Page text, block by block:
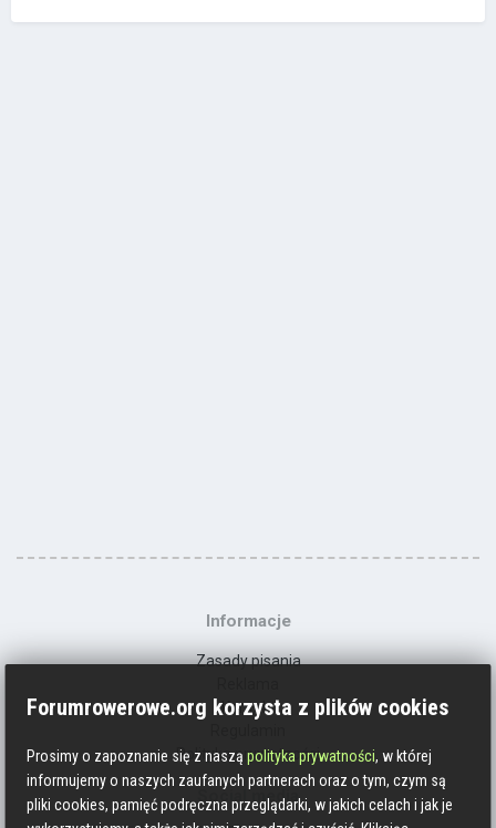
Informacje
Zasady pisania
Kontakt
Polityka prywatności
Social media
Forumrowerowe.org korzysta z plików cookies
Prosimy o zapoznanie się z nasząpolityka prywatności, w której
informujemy o naszych zaufanych partnerach oraz o tym, czym są
pliki cookies, pamięć podręczna przeglądarki, w jakich celach i jak je